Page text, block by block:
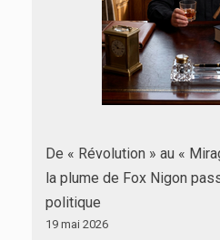
De « Révolution » au «
la plume de Fox Nigon
politique
19 mai 2026